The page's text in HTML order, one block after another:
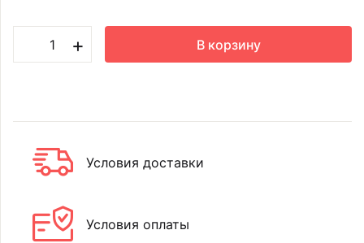
+ В корзину
Условия доставки
Условия оплаты